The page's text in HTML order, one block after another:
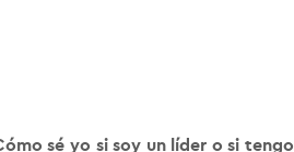
sé yo si soy un líder o si tengo